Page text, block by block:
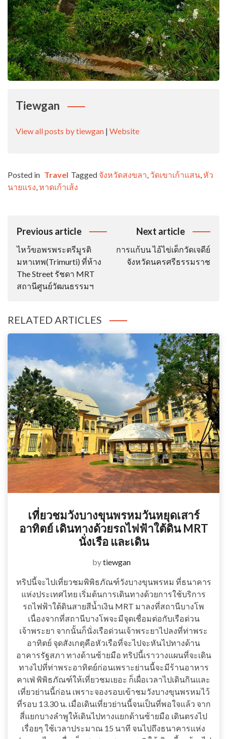
Tiewgan
View all posts by tiewgan | Website
Posted in Travel Tagged จังหวัดสงขลา, วัดเขาเก้าแสน,หัว
นายแรง,หาดเก้าเส้ง
Post
Navigation
Previous article
ไหว้ขอพรพระตรีมูรติ
มหาเทพ(Trimurti) ที่ห้าง
The Street รัชดา MRT
สถานีศูนย์วัฒนธรรมฯ
Next article
การแก้บน ไอ้ไข่เด็กวัดเจดีย์
จังหวัดนครศรีธรรมราช
RELATED ARTICLES
เที่ยวชมวังบางขุนพรหมวันหยุดเสาร์
อาทิตย์ เดินทางด้วยรถไฟฟ้าใต้ดิน MRT
นั่งเรือ และเดิน
bytiewgan
ทริปนี้จะไปเที่ยวชมพิพิธภัณฑ์วังบางขุนพรหม ที่ธนาคาร
แห่งประเทศไทย เริ่มต้นการเดินทางด้วยการใช้บริการ
รถไฟฟ้าใต้ดินสายสีน้ำเงิน MRT มาลงที่สถานีบางโพ
เนื่องจากที่สถานีบางโพจะมีจุดเชื่อมต่อกับเรือด่วน
เจ้าพระยา จากนั้นก็นั่งเรือด่วนเจ้าพระยาไปลงที่ท่าพระ
อาทิตย์ จุดสังเกตุคือหัวเรือที่จะไปจะหันไปทางด้าน
อาคารรัฐสภา ทางด้านซ้ายมือ ทริปนี้เราวางแผนที่จะเดิน
ทางไปที่ท่าพระอาทิตย์ก่อนเพราะย่านนี้จะมีร้านอาหาร
คาเฟ่ พิพิธภัณฑ์ให้เที่ยวชมเยอะ ก็เผื่อเวลาไปเดินกินและ
เที่ยวย่านนี้ก่อน เพราะจองรอบเข้าชมวังบางขุนพรหมไว้
ที่รอบ 13.30 น. เมื่อเดินเที่ยวย่านนี้จนเป็นที่พอใจแล้ว จาก
สี่แยกบางลำพูให้เดินไปทางแยกด้านซ้ายมือ เดินตรงไป
เรื่อยๆ ใช้เวลาประมาณ 15 นาที จนไปถึงธนาคารแห่ง